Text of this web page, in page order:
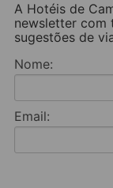
A Hotéis de
newsletter com
sugestões de
Nome:
Email: